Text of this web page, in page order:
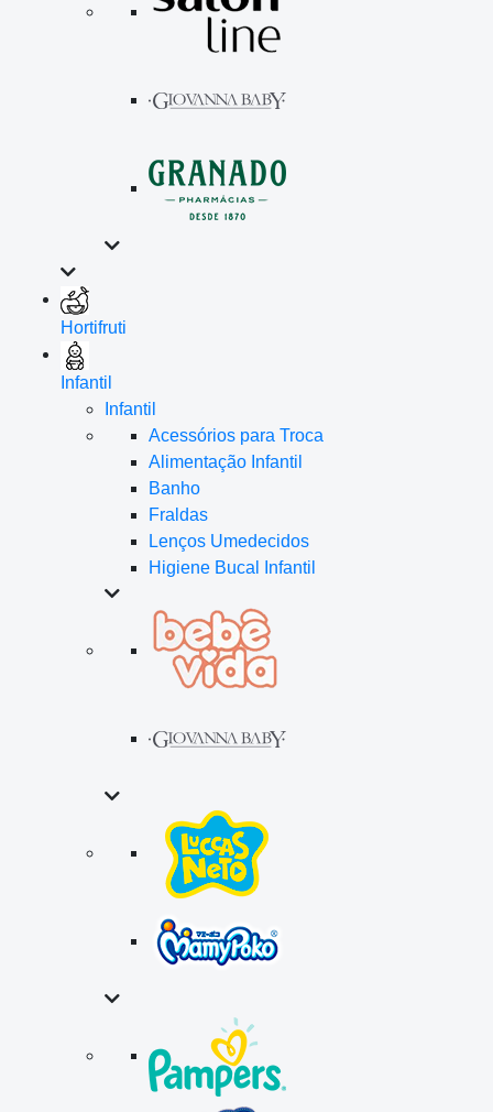
Hortifruti
Infantil
Infantil
Acessórios para Troca
Alimentação Infantil
Banho
Fraldas
Lenços Umedecidos
Higiene Bucal Infantil